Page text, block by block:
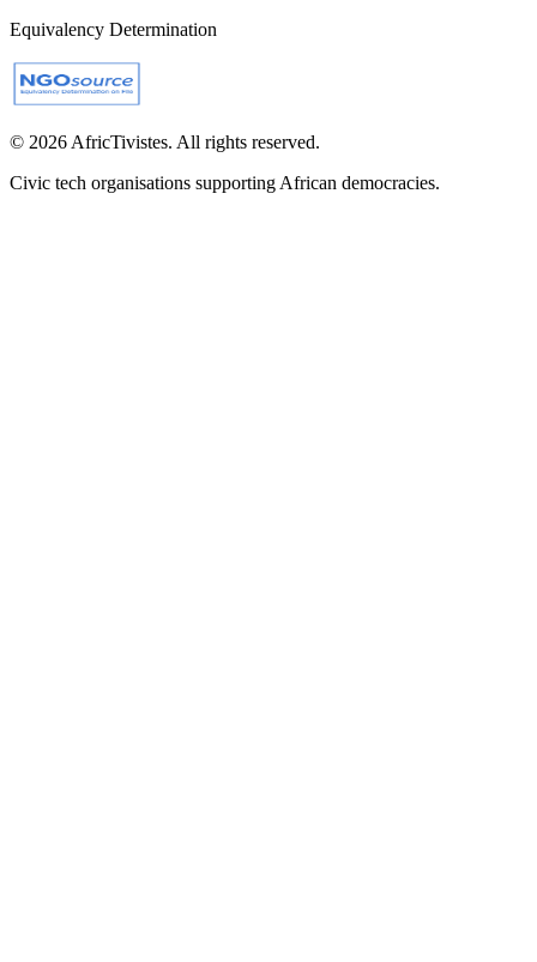
Equivalency Determination
© 2026 AfricTivistes. All rights reserved.
Civic tech organisations supporting African democracies.